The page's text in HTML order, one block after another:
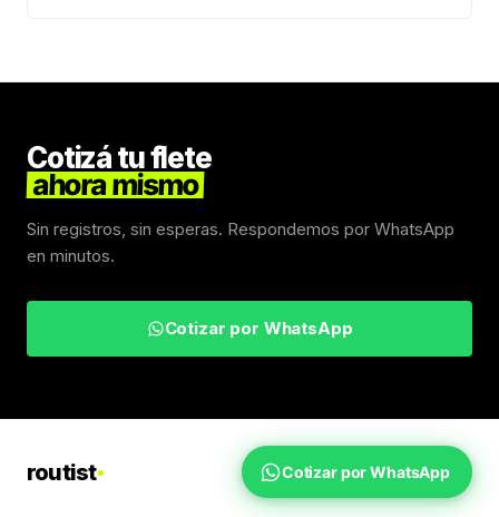
Cotizá tu flete
ahora mismo
Sin registros, sin esperas. Respondemos por WhatsApp
en minutos.
Cotizar por WhatsApp
routist Fletes UruguayInicio
Cotizar por WhatsApp